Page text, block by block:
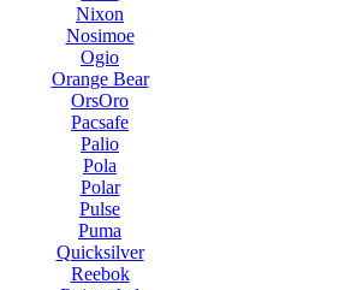
Nixon
Nosimoe
Ogio
Orange Bear
OrsOro
Pacsafe
Palio
Pola
Polar
Pulse
Puma
Quicksilver
Reebok